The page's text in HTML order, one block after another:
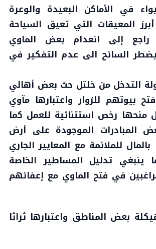
في الأماكن البعيدة والوعرة
المعيقات التي تعيق السياحة
راجع إلى انعدام بعض الماوي
السائح الى عدم التفكير في
التدخل من خلتل حث بعض أهالي
بيوتهم للزوار واعتبارها مآوي
منحها رخص استتنائية للعمل كما
المبادرات الموجودة على أرض
للملائمة مع المعايير الجاري
ينبغي تدليل المساطير الخاصة
في فتح الماوي مع إعفائهم
بعض المناطق واعتبارها ثراثا